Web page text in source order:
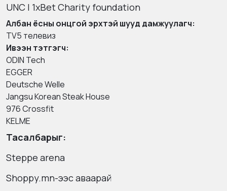
UNC | 1xBet Charity foundation
Албан ёсны онцгой эрхтэй шууд дамжуулагч:
TV5 телевиз
Ивээн тэтгэгч:
ODIN Tech
EGGER
Deutsche Welle
Jangsu Korean Steak House
976 Crossfit
KELME
Тасалбарыг:
Steppe arena
Shoppy.mn-ээс аваарай